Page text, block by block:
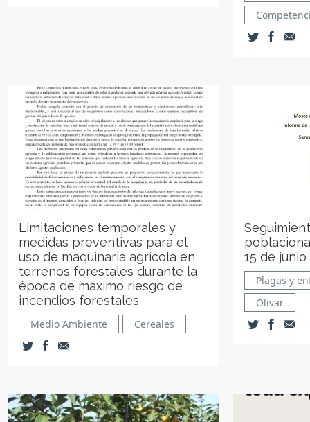
Limitaciones temporales y
medidas preventivas para el
uso de maquinaria agrícola en
terrenos forestales durante la
época de máximo riesgo de
incendios forestales
Medio Ambiente Cereales
15 de junio
Plagas y
Olivar